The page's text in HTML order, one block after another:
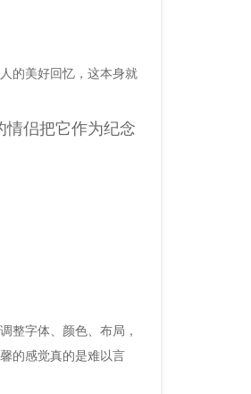
的美好回忆，这本身就
情侣把它作为纪念
整字体、颜色、布局，
的感觉真的是难以言